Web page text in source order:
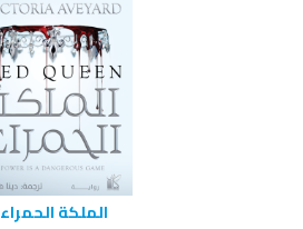
الملكة الحمراء